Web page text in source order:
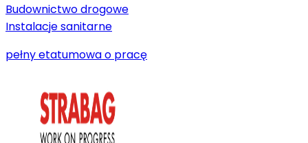
Budownictwo drogowe
Instalacje sanitarne
pełny etatumowa o pracę